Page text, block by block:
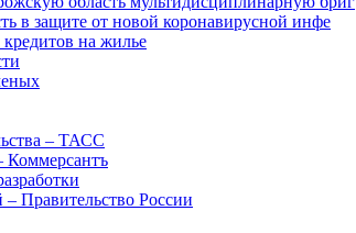
в защите от новой коронавирусной инфе
на жилье
– ТАСС
Коммерсантъ
Правительство России